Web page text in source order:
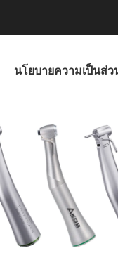
นโยบายความเป็นส่ว